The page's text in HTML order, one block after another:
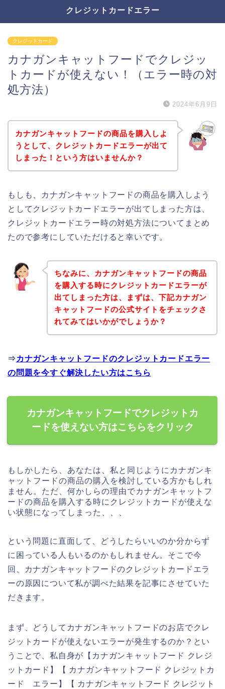
クレジットカードエラー
クレジットカード
カナガンキャットフードでクレジッ
トカードが使えない！（エラー時の対
処方法）
2024年6月9日
カナガンキャットフードの商品を購入しよ
うとして、クレジットカードエラーが出て
しまった！という方はいませんか？
もしも、カナガンキャットフードの商品を購入しよう
としてクレジットカードエラーが出てしまった方は、
クレジットカードエラー時の対処方法についてまとめ
たので参考にしていただけると幸いです。
ちなみに、カナガンキャットフードの商品
を購入する時にクレジットカードエラーが
出てしまった方は、まずは、下記カナガン
キャットフードの公式サイトをチェックさ
れてみてはいかがでしょうか？
⇒ カナガンキャットフードのクレジットカードエラー
の問題を今すぐ解決したい方はこちら
カナガンキャットフードでクレジットカ
ードを使えない方はこちらをクリック
もしかしたら、あなたは、私と同じようにカナガンキ
ャットフードの商品の購入を検討している方かもしれ
ません。ただ、何かしらの理由でカナガンキャットフ
ードの商品を購入する時にクレジットカードが使えな
い状態になってしまった、、、
という問題に直面して、どうしたらいいのか分からず
に困っている人もいるのかもしれません。そこで今
回、カナガンキャットフードのクレジットカードエラ
ーの原因について私が調べた結果を記事にさせていた
だきます。
まず、どうしてカナガンキャットフードのお店でクレ
ジットカードが使えないエラーが発生するのか？とい
うことで、私自身が【カナガンキャットフード クレジ
ットカード】【 カナガンキャットフード クレジットカ
ード エラー】【 カナガンキャットフード クレジット